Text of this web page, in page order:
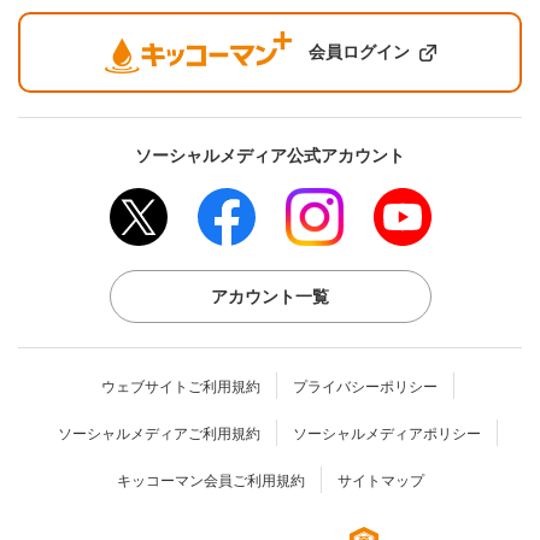
会員ログイン
ソーシャルメディア公式アカウント
アカウント一覧
ウェブサイトご利用規約 プライバシーポリシー
ソーシャルメディアご利用規約 ソーシャルメディアポリシー
キッコーマン会員ご利用規約 サイトマップ